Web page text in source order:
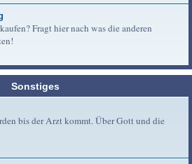
Fragt hier nach was die anderen
Sonstiges
bis der Arzt kommt. Über Gott und die